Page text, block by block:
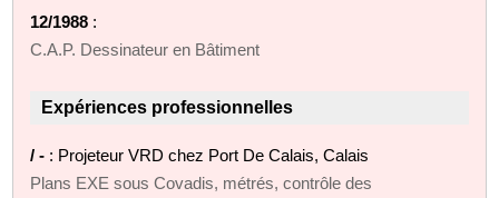
12/1988 :
C.A.P. Dessinateur en Bâtiment
Expériences professionnelles
/ - : Projeteur VRD chez Port De Calais, Calais
Plans EXE sous Covadis, métrés, contrôle des